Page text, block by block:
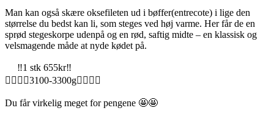
Man kan også skære oksefileten ud i bøffer(entrecote) i lige den
størrelse du bedst kan li, som steges ved høj varme. Her får de en
sprød stegeskorpe udenpå og en rød, saftig midte – en klassisk og
velsmagende måde at nyde kødet på.
‼️1 stk 655kr‼️
🏋️‍♂️🏋️‍♂️3100-3300g🏋️‍♂️🏋️‍♂️
Du får virkelig meget for pengene 🤩🤩